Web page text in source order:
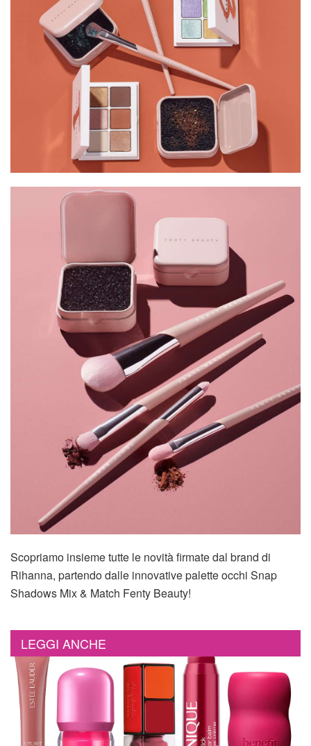
Scopriamo insieme tutte le novità firmate dal brand di
Rihanna, partendo dalle innovative palette occhi Snap
Shadows Mix & Match Fenty Beauty!
LEGGI ANCHE